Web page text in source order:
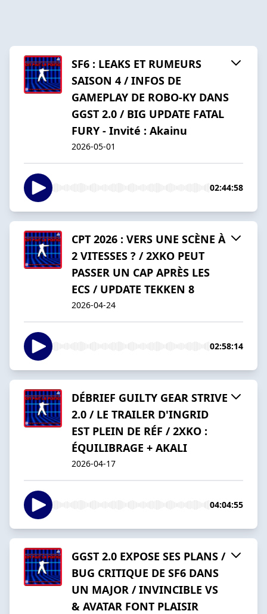
SF6 : LEAKS ET RUMEURS
SAISON 4 / INFOS DE
GAMEPLAY DE ROBO-KY DANS
GGST 2.0 / BIG UPDATE FATAL
FURY - Invité : Akainu
2026-05-01
02:44:58
CPT 2026 : VERS UNE SCÈNE À
2 VITESSES ? / 2XKO PEUT
PASSER UN CAP APRÈS LES
ECS / UPDATE TEKKEN 8
2026-04-24
02:58:14
DÉBRIEF GUILTY GEAR STRIVE
2.0 / LE TRAILER D'INGRID
EST PLEIN DE RÉF / 2XKO :
ÉQUILIBRAGE + AKALI
2026-04-17
04:04:55
GGST 2.0 EXPOSE SES PLANS /
BUG CRITIQUE DE SF6 DANS
UN MAJOR / INVINCIBLE VS
& AVATAR FONT PLAISIR